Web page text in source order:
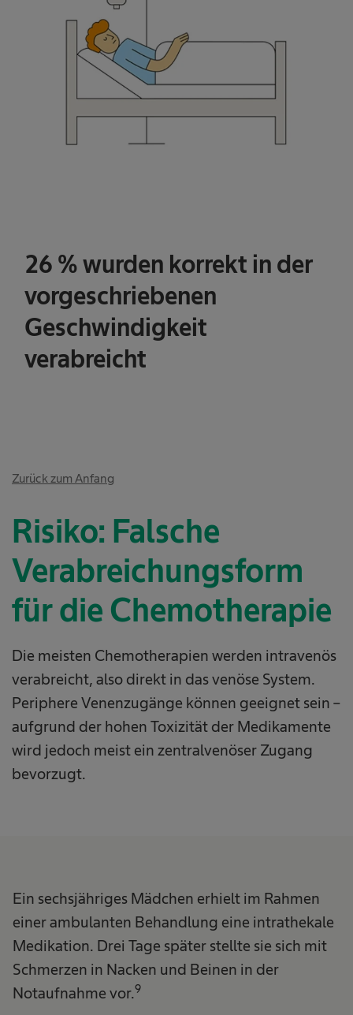
26 % wurden korrekt in der
vorgeschriebenen
Geschwindigkeit
verabreicht
Zurück zum Anfang
Risiko: Falsche
Verabreichungsform
für die Chemotherapie
Die meisten Chemotherapien werden intravenös
verabreicht, also direkt in das venöse System.
Periphere Venenzugänge können geeignet sein –
aufgrund der hohen Toxizität der Medikamente
wird jedoch meist ein zentralvenöser Zugang
bevorzugt.
Ein sechsjähriges Mädchen erhielt im Rahmen
einer ambulanten Behandlung eine intrathekale
Medikation. Drei Tage später stellte sie sich mit
Schmerzen in Nacken und Beinen in der
Notaufnahme vor.9